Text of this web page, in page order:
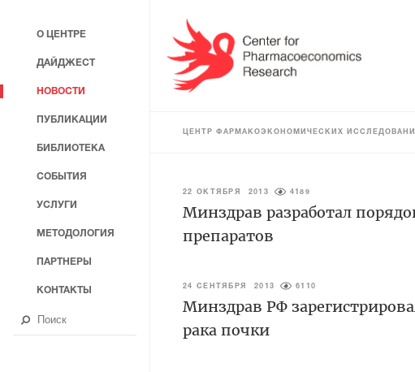
ЦЕНТР ФАРМАКОЭКОНОМИЧЕСКИХ
22 ОКТЯБРЯ 2013 4189
Минздрав разработал
препаратов
24 СЕНТЯБРЯ 2013 6110
Минздрав РФ
рака почки
О ЦЕНТРЕ
ДАЙДЖЕСТ
НОВОСТИ
ПУБЛИКАЦИИ
БИБЛИОТЕКА
СОБЫТИЯ
УСЛУГИ
МЕТОДОЛОГИЯ
ПАРТНЕРЫ
КОНТАКТЫ